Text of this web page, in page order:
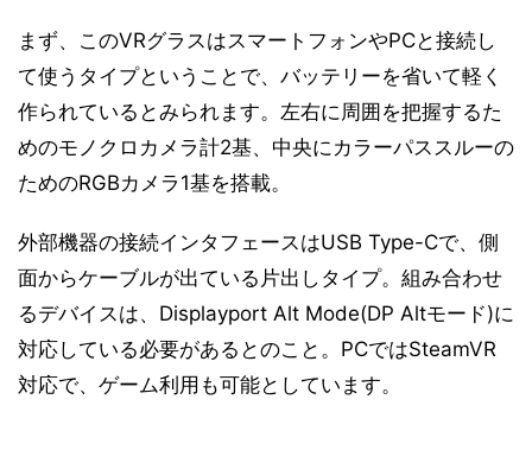
まず、このVRグラスはスマートフォンやPCと接続し
て使うタイプということで、バッテリーを省いて軽く
作られているとみられます。左右に周囲を把握するた
めのモノクロカメラ計2基、中央にカラーパススルーの
ためのRGBカメラ1基を搭載。
外部機器の接続インタフェースはUSB Type-Cで、側
面からケーブルが出ている片出しタイプ。組み合わせ
るデバイスは、Displayport Alt Mode(DP Altモード)に
対応している必要があるとのこと。PCではSteamVR
対応で、ゲーム利用も可能としています。